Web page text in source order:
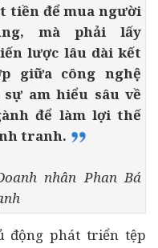
tiền để mua người
mà phải lấy
lược lâu dài kết
giữa công nghệ
sự am hiểu sâu về
để làm lợi thế
tranh.
nhân Phan Bá
động phát triển tệp